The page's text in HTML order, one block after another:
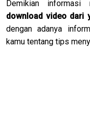
Demikian informasi
download video dari
dengan adanya
kamu tentang tips